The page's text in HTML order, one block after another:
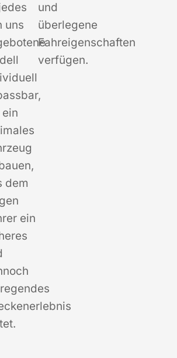
uns
dem
ein
und
überlegene
Fahreigenschaften
verfügen.